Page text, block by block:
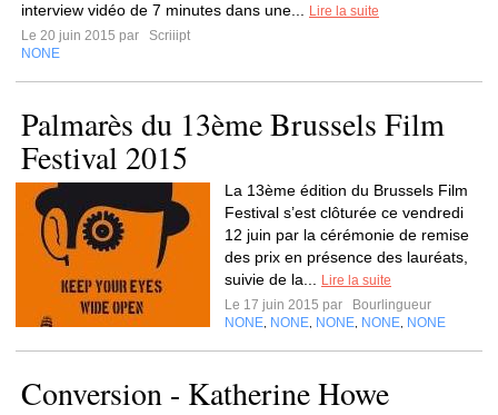
interview vidéo de 7 minutes dans une...
Lire la suite
Le 20 juin 2015 par
Scriiipt
NONE
Palmarès du 13ème Brussels Film
Festival 2015
La 13ème édition du Brussels Film
Festival s’est clôturée ce vendredi
12 juin par la cérémonie de remise
des prix en présence des lauréats,
suivie de la...
Lire la suite
Le 17 juin 2015 par
Bourlingueur
NONE NONE NONE NONE NONE
Conversion - Katherine Howe